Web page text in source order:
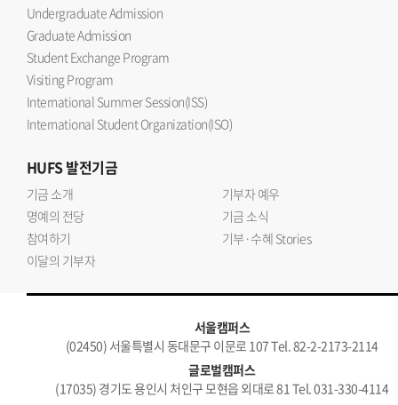
Undergraduate Admission
Graduate Admission
Student Exchange Program
Visiting Program
International Summer Session(ISS)
International Student Organization(ISO)
HUFS발전기금
기금 소개
기부자 예우
명예의 전당
기금 소식
참여하기
기부·수혜 Stories
이달의 기부자
서울캠퍼스
(02450) 서울특별시 동대문구 이문로 107 Tel. 82-2-2173-2114
글로벌캠퍼스
(17035) 경기도 용인시 처인구 모현읍 외대로 81 Tel. 031-330-4114